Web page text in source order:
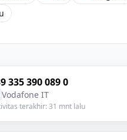
335 390 089 0
Vodafone IT
terakhir: 31 mnt lalu